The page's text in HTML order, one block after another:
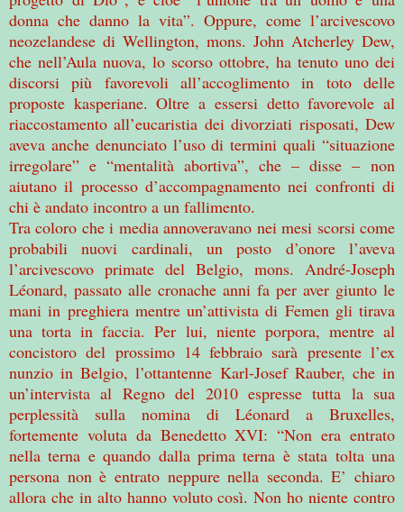
donna che danno la vita”. Oppure, come l’arcivescovo
neozelandese di Wellington, mons. John Atcherley Dew,
che nell’Aula nuova, lo scorso ottobre, ha tenuto uno dei
discorsi più favorevoli all’accoglimento in toto delle
proposte kasperiane. Oltre a essersi detto favorevole al
riaccostamento all’eucaristia dei divorziati risposati, Dew
aveva anche denunciato l’uso di termini quali “situazione
irregolare” e “mentalità abortiva”, che – disse – non
aiutano il processo d’accompagnamento nei confronti di
chi è andato incontro a un fallimento.
Tra coloro che i media annoveravano nei mesi scorsi come
probabili nuovi cardinali, un posto d’onore l’aveva
l’arcivescovo primate del Belgio, mons. André-Joseph
Léonard, passato alle cronache anni fa per aver giunto le
mani in preghiera mentre un’attivista di Femen gli tirava
una torta in faccia. Per lui, niente porpora, mentre al
concistoro del prossimo 14 febbraio sarà presente l’ex
nunzio in Belgio, l’ottantenne Karl-Josef Rauber, che in
un’intervista al Regno del 2010 espresse tutta la sua
perplessità sulla nomina di Léonard a Bruxelles,
fortemente voluta da Benedetto XVI: “Non era entrato
nella terna e quando dalla prima terna è stata tolta una
persona non è entrato neppure nella seconda. E’ chiaro
allora che in alto hanno voluto così. Non ho niente contro